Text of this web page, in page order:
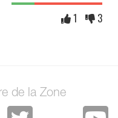
1 3
de la Zone